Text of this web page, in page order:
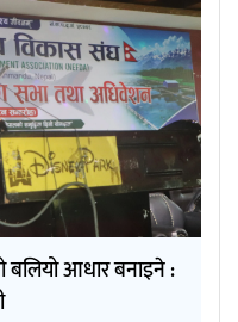
बलियो आधार बनाइने :